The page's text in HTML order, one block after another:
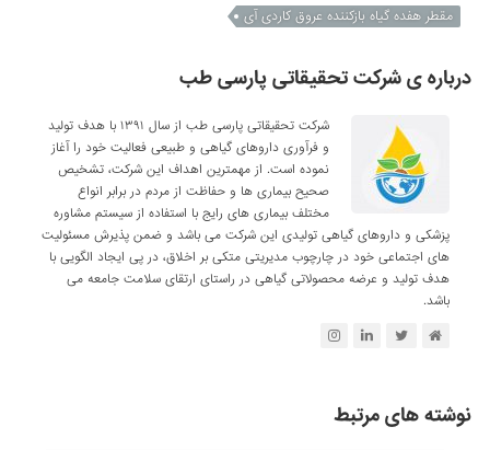
مقطر هفده گیاه بازکننده عروق کاردی آی
درباره ی شرکت تحقیقاتی پارسی طب
شرکت تحقیقاتی پارسی طب از سال ۱۳۹۱ با هدف تولید
و فرآوری داروهای گیاهی و طبیعی فعالیت خود را آغاز
نموده است. از مهمترین اهداف این شرکت، تشخیص
صحیح بیماری ها و حفاظت از مردم در برابر انواع
مختلف بیماری های رایج با استفاده از سیستم مشاوره
پزشکی و داروهای گیاهی تولیدی این شرکت می باشد و ضمن پذیرش مسئولیت
های اجتماعی خود در چارچوب مدیریتی متکی بر اخلاق، در پی ایجاد الگویی با
هدف تولید و عرضه محصولاتی گیاهی در راستای ارتقای سلامت جامعه می
باشد.
نوشته های مرتبط